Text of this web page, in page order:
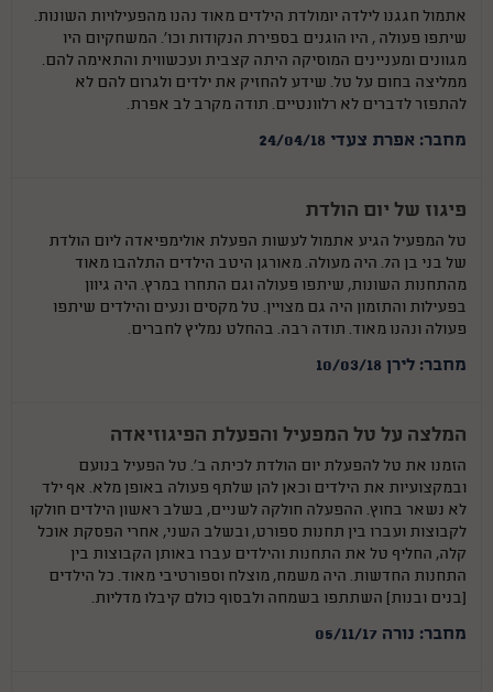
אתמול חגגנו לילדה יומולדת הילדים מאוד נהנו מהפעילויות השונות.
שיתפו פעולה , היו הוגנים בספירת הנקודות וכו'. המשחקיום היו
מגוונים ומעניינים המוסיקה היתה קצבית ועכשווית והתאימה להם.
ממליצה בחום על טל. שידע להחזיק את ילדים ולגרום להם לא
להתפזר לדברים לא רלוונטיים. תודה מקרב לב אפרת.
מחבר: אפרת צעדי 24/04/18
פיגוז של יום הולדת
טל המפעיל הגיע אתמול לעשות הפעלת אולימפיאדה ליום הולדת
של בני בן ה7. היה מעולה. מאורגן היטב הילדים התלהבו מאוד
מהתחנות השונות, שיתפו פעולה וגם התחרו במרץ. היה גיוון
בפעילות והתזמון היה גם מצויין. טל מקסים ונעים והילדים שיתפו
פעולה ונהנו מאוד. תודה רבה. בהחלט נמליץ לחברים.
מחבר: לירן 10/03/18
המלצה על טל המפעיל והפעלת הפיגוזיאדה
הזמנו את טל להפעלת יום הולדת לכיתה ב'. טל הפעיל בנועם
ובמקצועיות את הילדים וכאן להן שלתף פעולה באופן מלא. אף ילד
לא נשאר בחוץ. ההפעלה חולקה לשניים, בשלב ראשון הילדים חולקו
לקבוצות ועברו בין תחנות ספורט, ובשלב השני, אחרי הפסקת אוכל
קלה, החליף טל את התחנות והילדים עברו באותן הקבוצות בין
התחנות החדשות. היה משמח, מוצלח וספורטיבי מאוד. כל הילדים
(בנים ובנות) השתתפו בשמחה ולבסוף כולם קיבלו מדליות.
מחבר: נורה 05/11/17